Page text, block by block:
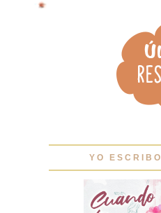
YO ESCRIBO